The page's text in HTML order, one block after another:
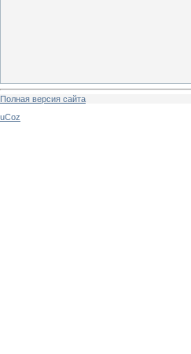
Полная версия сайта
uCoz